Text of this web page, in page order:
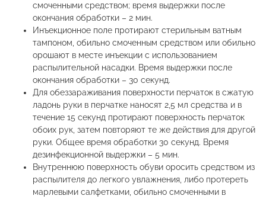
смоченными средством; время выдержки после
окончания обработки – 2 мин.
Инъекционное поле протирают стерильным ватным
тампоном, обильно смоченным средством или обильно
орошают в месте инъекции с использованием
распылительной насадки. Время выдержки после
окончания обработки – 30 секунд.
Для обеззараживания поверхности перчаток в сжатую
ладонь руки в перчатке наносят 2,5 мл средства и в
течение 15 секунд протирают поверхность перчаток
обоих рук, затем повторяют те же действия для другой
руки. Общее время обработки 30 секунд. Время
дезинфекционной выдержки – 5 мин.
Внутреннюю поверхность обуви оросить средством из
распылителя до легкого увлажнения, либо протереть
марлевыми салфетками, обильно смоченными в